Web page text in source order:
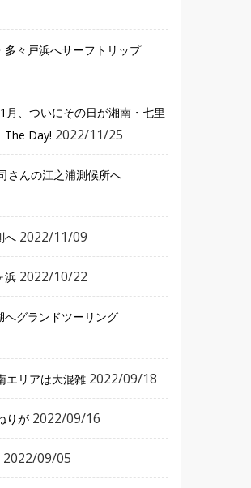
多々戸浜へサーフトリップ
月、ついにその日が湘南・七里
The Day! 2022/11/25
さんの江之浦測候所へ
へ 2022/11/09
浜 2022/10/22
へグランドツーリング
エリアは大混雑 2022/09/18
りが 2022/09/16
2022/09/05